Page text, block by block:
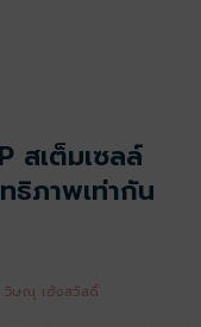
สเต็มเซลล์
ธิภาพเท่ากัน
วิษณุ เฮ้งสวัสดิ์